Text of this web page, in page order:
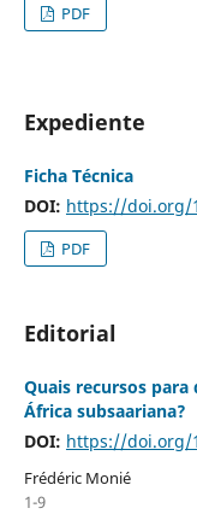
PDF
Expediente
Ficha Técnica
DOI: https://doi.org/
PDF
Editorial
Quais recursos
África subsaariana?
DOI: https://doi.org/
Frédéric Monié
1-9